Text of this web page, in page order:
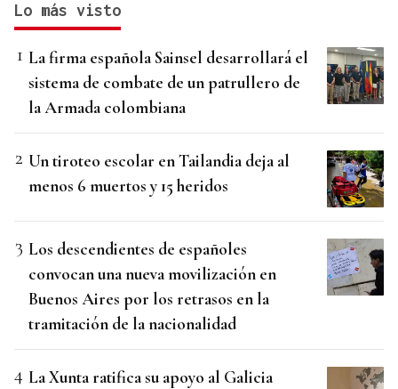
Lo más visto
La firma española Sainsel desarrollará el
sistema de combate de un patrullero de
la Armada colombiana
Un tiroteo escolar en Tailandia deja al
menos 6 muertos y 15 heridos
Los descendientes de españoles
convocan una nueva movilización en
Buenos Aires por los retrasos en la
tramitación de la nacionalidad
La Xunta ratifica su apoyo al Galicia